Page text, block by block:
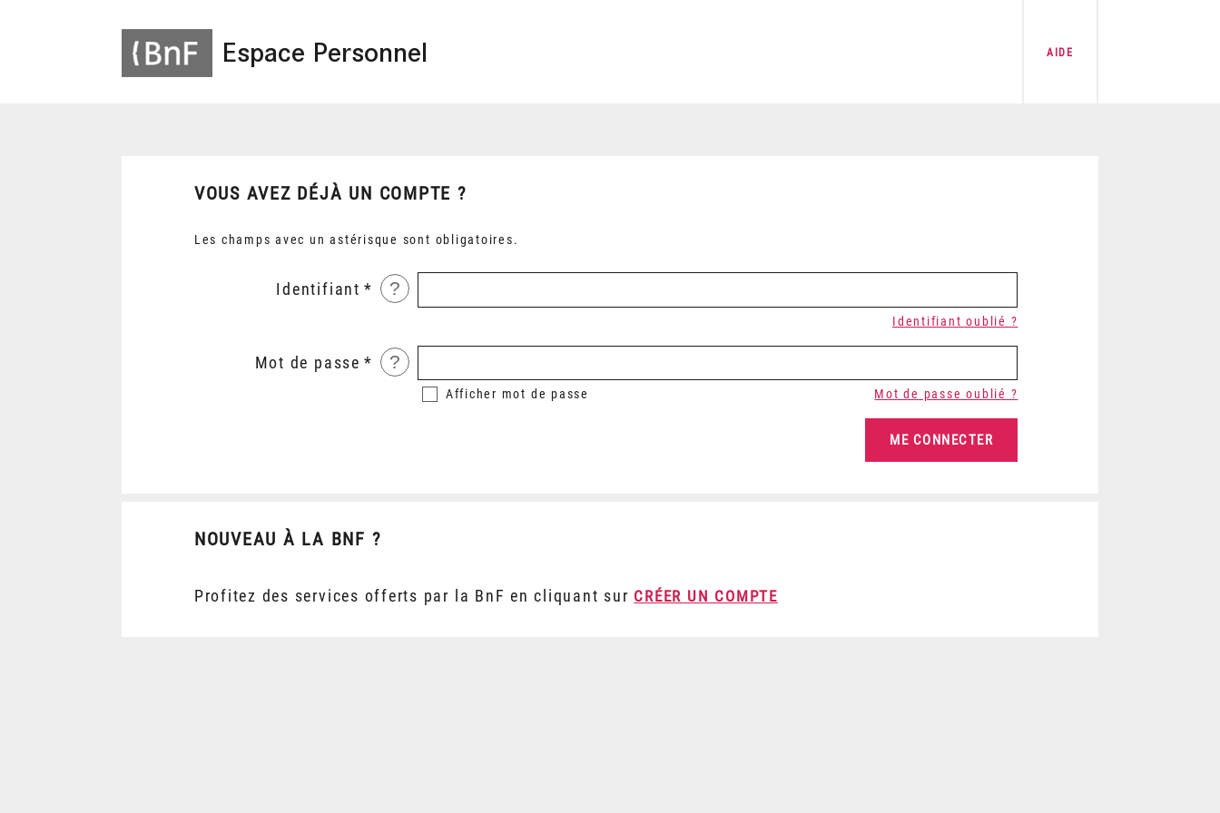
Espace Personnel AIDE
VOUS AVEZ DÉJÀ UN COMPTE ?
Les champs avec un astérisque sont obligatoires.
Identifiant ?
Identifiant oublié ?
Mot de passe ?
Afficher mot de passe Mot de passe oublié ?
NOUVEAU À LA BNF ?
Profitez des services offerts par la BnF en cliquant sur CRÉER UN COMPTE